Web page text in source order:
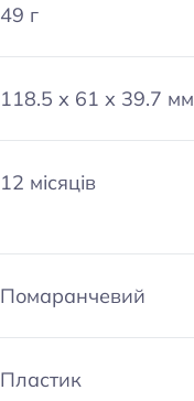
49 г
118.5 х 61 х 39.7 мм
12 місяців
Помаранчевий
Пластик